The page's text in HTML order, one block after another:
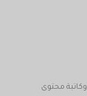
محتوى